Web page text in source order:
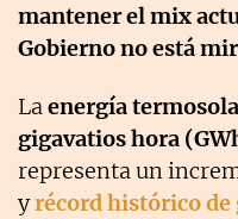
mantener el mix
Gobierno no está
Laenergía
gigavatios hora
representa un
yrécord histórico de